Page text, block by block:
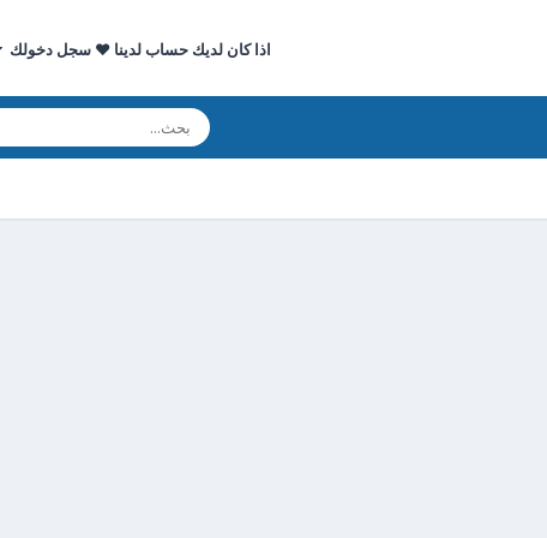
اذا كان لديك حساب لدينا ♥ سجل دخولك